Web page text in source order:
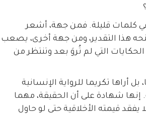
كلمات قليلة. فمن جهة، أشعر
هذا التقدير، ومن جهة أخرى، يصعب
الحكايات التي لم تُروَ بعد وتنتظر من
أراها تكريما للرواية الإنسانية
إنها شهادة على أن الحقيقة، مهما
قيمته الأخلاقية حتى لو حاول